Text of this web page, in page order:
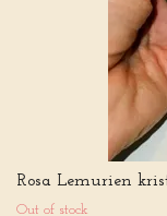
Rosa Lemurien
Out of stock